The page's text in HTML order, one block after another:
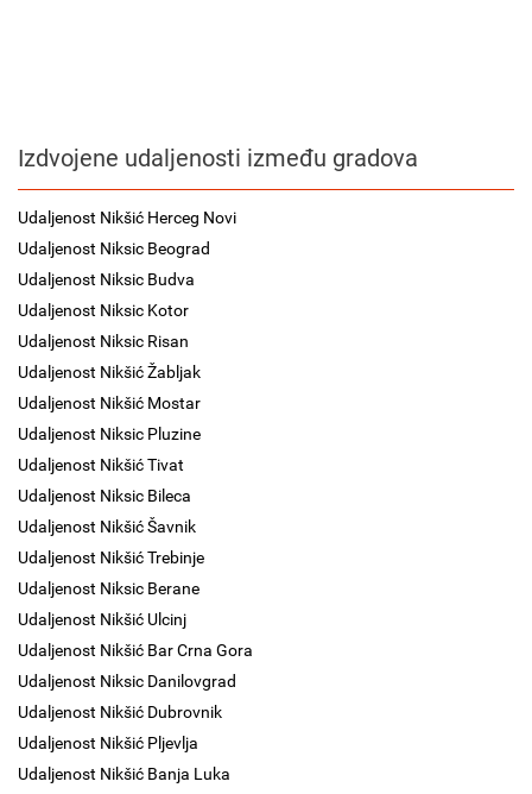
Izdvojene udaljenosti između gradova
Udaljenost Nikšić Herceg Novi
Udaljenost Niksic Beograd
Udaljenost Niksic Budva
Udaljenost Niksic Kotor
Udaljenost Niksic Risan
Udaljenost Nikšić Žabljak
Udaljenost Nikšić Mostar
Udaljenost Niksic Pluzine
Udaljenost Nikšić Tivat
Udaljenost Niksic Bileca
Udaljenost Nikšić Šavnik
Udaljenost Nikšić Trebinje
Udaljenost Niksic Berane
Udaljenost Nikšić Ulcinj
Udaljenost Nikšić Bar Crna Gora
Udaljenost Niksic Danilovgrad
Udaljenost Nikšić Dubrovnik
Udaljenost Nikšić Pljevlja
Udaljenost Nikšić Banja Luka